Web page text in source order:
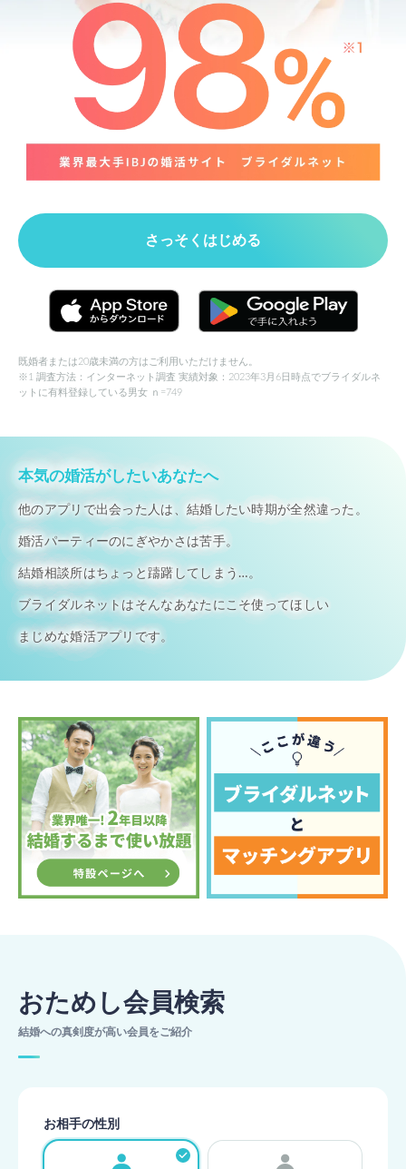
さっそくはじめる
既婚者または20歳未満の方はご利用いただけません。
※1 調査方法：インターネット調査 実績対象：2023年3月6日時点でブライダルネ
ットに有料登録している男女 ｎ=749
本気の婚活がしたいあなたへ
他のアプリで出会った人は、結婚したい時期が全然違った。
婚活パーティーのにぎやかさは苦手。
結婚相談所はちょっと躊躇してしまう…。
ブライダルネットはそんなあなたにこそ使ってほしい
まじめな婚活アプリです。
おためし会員検索
結婚への真剣度が高い会員をご紹介
お相手の性別